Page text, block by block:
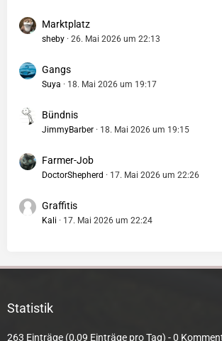
Marktplatz
sheby 26. Mai 2026 um 22:13
Gangs
Suya 18. Mai 2026 um 19:17
Bündnis
JimmyBarber 18. Mai 2026 um 19:15
Farmer-Job
DoctorShepherd 17. Mai 2026 um 22:26
Graffitis
Kali 17. Mai 2026 um 22:24
Statistik
263 Einträge (0,09 Einträge pro Tag) - 0